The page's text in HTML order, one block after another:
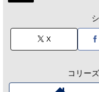
X
コリー